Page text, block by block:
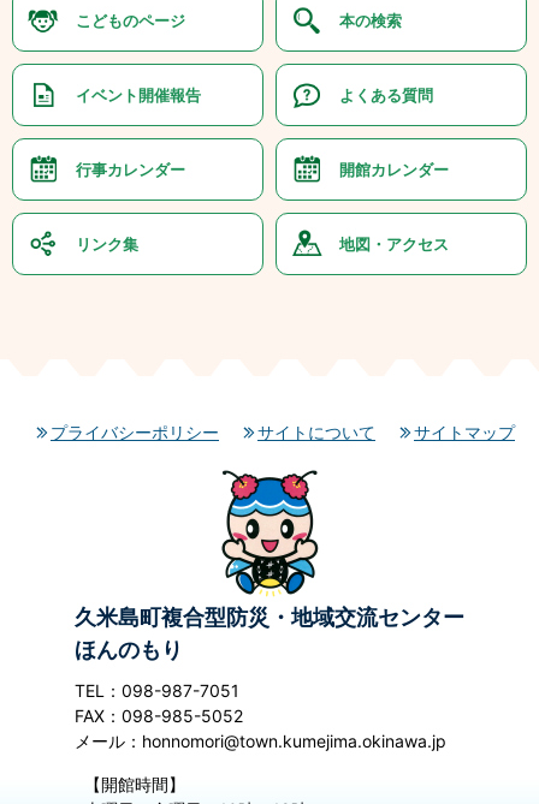
こどものページ 本の検索
イベント開催報告 よくある質問
行事カレンダー 開館カレンダー
リンク集 地図・アクセス
プライバシーポリシー サイトについて サイトマップ
久米島町複合型防災・地域交流センター
ほんのもり
TEL：098-987-7051
FAX：098-985-5052
メール：honnomori@town.kumejima.okinawa.jp
【開館時間】